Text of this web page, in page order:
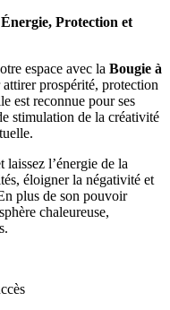
Protection et
espace avec la Bougie à
attirer prospérité, protection
est reconnue pour ses
stimulation de la créativité
l’énergie de la
éloigner la négativité et
plus de son pouvoir
chaleureuse,